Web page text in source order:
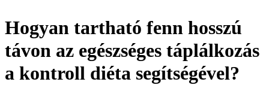
Hogyan tartható fenn hosszú
távon az egészséges táplálkozás
a kontroll diéta segítségével?